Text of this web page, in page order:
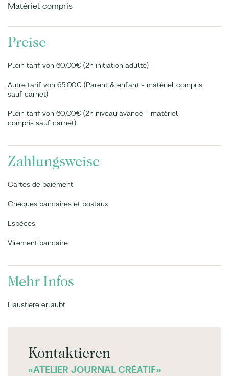
Matériel compris
Preise
Plein tarif von 60.00€ (2h initiation adulte)
Autre tarif von 65.00€ (Parent & enfant - matériel compris
sauf carnet)
Plein tarif von 60.00€ (2h niveau avancé - matériel
compris sauf carnet)
Zahlungsweise
Cartes de paiement
Chèques bancaires et postaux
Espèces
Virement bancaire
Mehr Infos
Haustiere erlaubt
Kontaktieren
«ATELIER JOURNAL CRÉATIF»